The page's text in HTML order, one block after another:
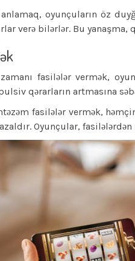
oyunçuların öz
verə bilərlər. Bu
fasilələr vermək,
qərarların artmasına
fasilələr vermək,
Oyunçular, fasilələrdən